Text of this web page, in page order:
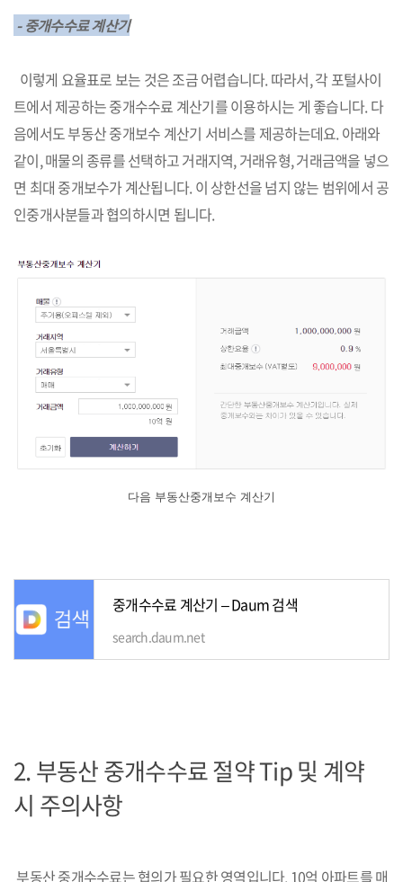
- 중개수수료 계산기
이렇게 요율표로 보는 것은 조금 어렵습니다. 따라서, 각 포털사이
트에서 제공하는 중개수수료 계산기를 이용하시는 게 좋습니다. 다
음에서도 부동산 중개보수 계산기 서비스를 제공하는데요. 아래와
같이, 매물의 종류를 선택하고 거래지역, 거래유형, 거래금액을 넣으
면 최대 중개보수가 계산됩니다. 이 상한선을 넘지 않는 범위에서 공
인중개사분들과 협의하시면 됩니다.
다음 부동산중개보수 계산기
중개수수료 계산기 – Daum 검색
search.daum.net
2.부동산 중개수수료 절약 Tip 및 계약
시 주의사항
부동산 중개수수료는 협의가 필요한 영역입니다. 10억 아파트를 매